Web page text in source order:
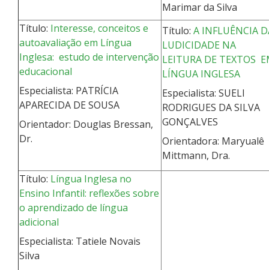
Marimar da Silva
Título: Interesse, conceitos e
autoavaliação em Língua
Inglesa: estudo de intervenção
educacional
Especialista: PATRÍCIA
APARECIDA DE SOUSA
Orientador: Douglas Bressan,
Dr.
Título: A INFLUÊNCIA
LUDICIDADE NA
LEITURA DE TEXTOS
LÍNGUA INGLESA
Especialista: SUELI
RODRIGUES DA SILVA
GONÇALVES
Orientadora: Maryualê
Mittmann, Dra.
Título: Língua Inglesa no
Ensino Infantil: reflexões sobre
o aprendizado de língua
adicional
Especialista: Tatiele Novais
Silva